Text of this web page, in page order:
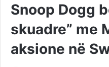
Snoop Dogg
skuadre” me
aksione në